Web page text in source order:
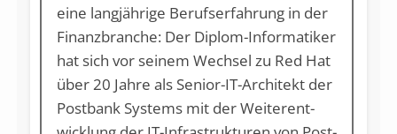
ei­ne lang­jäh­ri­ge Be­rufs­er­fah­rung in der
Fi­nanz­bran­che: Der Di­plom-In­for­ma­ti­ker
hat sich vor sei­nem Wech­sel zu Red Hat
über 20 Jah­re als Se­ni­or-IT-Ar­chi­tekt der
Post­bank Sys­tems mit der Wei­ter­ent­